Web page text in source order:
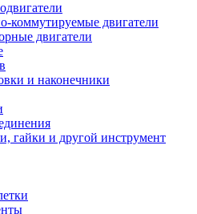
коммутируемые двигатели
двигатели
и наконечники
гайки и другой инструмент